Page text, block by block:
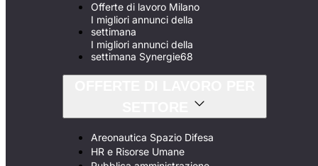
Offerte di lavoro Milano
I migliori annunci della
settimana
I migliori annunci della
settimana Synergie68
Areonautica Spazio Difesa
HR e Risorse Umane